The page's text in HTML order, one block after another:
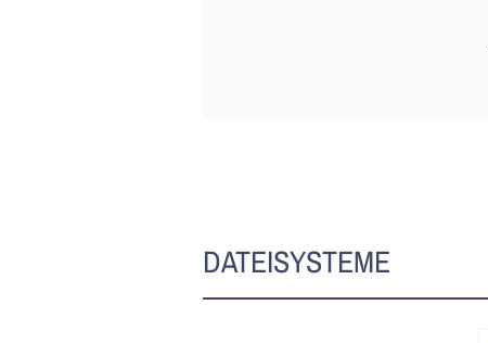
DATEISYSTEME